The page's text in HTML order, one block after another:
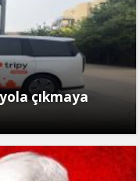
çıkmaya